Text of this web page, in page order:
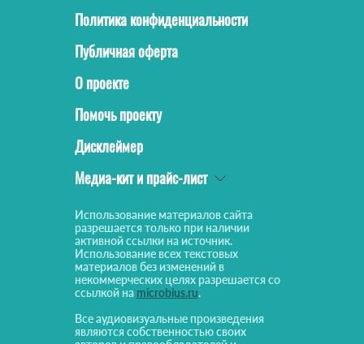
Политика конфиденциальности
Публичная оферта
О проекте
Помочь проекту
Дисклеймер
Медиа-кит и прайс-лист
Использование материалов сайта
разрешается только при наличии
активной ссылки на источник.
Использование всех текстовых
материалов без изменений в
некоммерческих целях разрешается со
ссылкой на microbius.ru.
Все аудиовизуальные произведения
являются собственностью своих